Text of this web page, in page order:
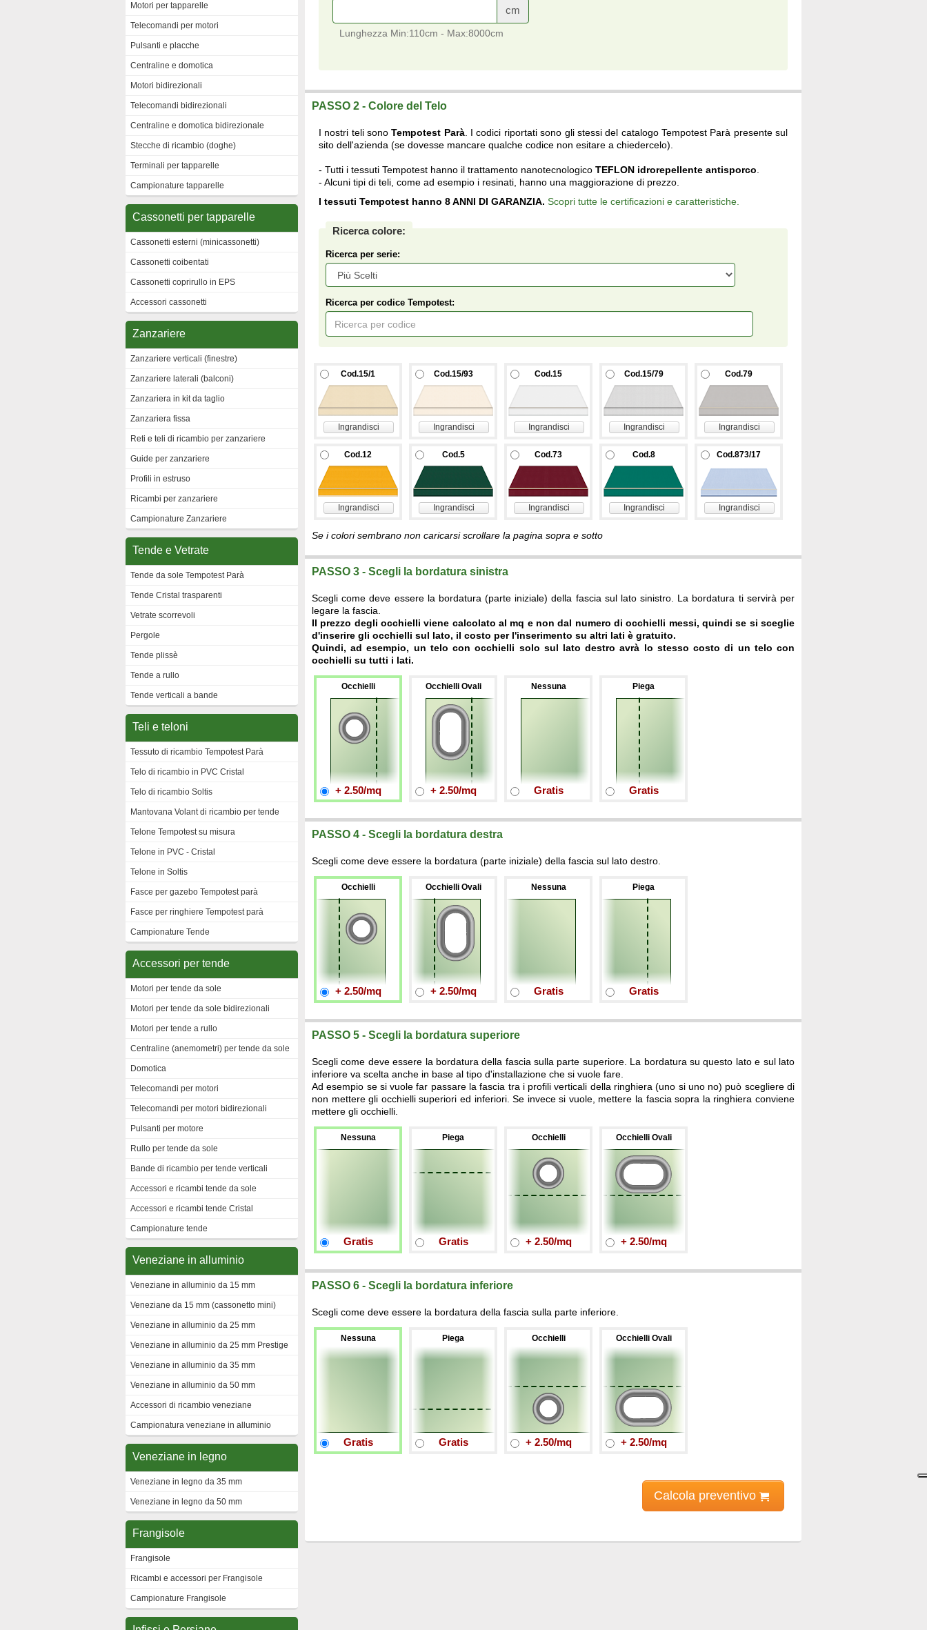
Motori per tapparelle
Telecomandi per motori
Pulsanti e placche
Centraline e domotica
Motori bidirezionali
Telecomandi bidirezionali
Centraline e domotica bidirezionale
Stecche di ricambio (doghe)
Terminali per tapparelle
Campionature tapparelle
Cassonetti per tapparelle
Cassonetti esterni (minicassonetti)
Cassonetti coibentati
Cassonetti coprirullo in EPS
Accessori cassonetti
Zanzariere
Zanzariere verticali (finestre)
Zanzariere laterali (balconi)
Zanzariera in kit da taglio
Zanzariera fissa
Reti e teli di ricambio per zanzariere
Guide per zanzariere
Profili in estruso
Ricambi per zanzariere
Campionature Zanzariere
Tende e Vetrate
Tende da sole Tempotest Parà
Tende Cristal trasparenti
Vetrate scorrevoli
Pergole
Tende plissè
Tende a rullo
Tende verticali a bande
Teli e teloni
Tessuto di ricambio Tempotest Parà
Telo di ricambio in PVC Cristal
Telo di ricambio Soltis
Mantovana Volant di ricambio per tende
Telone Tempotest su misura
Telone in PVC - Cristal
Telone in Soltis
Fasce per gazebo Tempotest parà
Fasce per ringhiere Tempotest parà
Campionature Tende
Accessori per tende
Motori per tende da sole
Motori per tende da sole bidirezionali
Motori per tende a rullo
Centraline (anemometri) per tende da sole
Domotica
Telecomandi per motori
Telecomandi per motori bidirezionali
Pulsanti per motore
Rullo per tende da sole
Bande di ricambio per tende verticali
Accessori e ricambi tende da sole
Accessori e ricambi tende Cristal
Campionature tende
Veneziane in alluminio
Veneziane in alluminio da 15 mm
Veneziane da 15 mm (cassonetto mini)
Veneziane in alluminio da 25 mm
Veneziane in alluminio da 25 mm Prestige
Veneziane in alluminio da 35 mm
Veneziane in alluminio da 50 mm
Accessori di ricambio veneziane
Campionatura veneziane in alluminio
Veneziane in legno
Veneziane in legno da 35 mm
Veneziane in legno da 50 mm
Frangisole
Frangisole
Ricambi e accessori per Frangisole
Campionature Frangisole
cm
Lunghezza Min:110cm - Max:8000cm
PASSO 2 - Colore del Telo
I nostri teli sonoTempotest Parà. I codici riportati sono gli stessi del catalogo Tempotest Parà presente sul
sito dell'azienda (se dovesse mancare qualche codice non esitare a chiedercelo).
- Tutti i tessuti Tempotest hanno il trattamento nanotecnologico TEFLON idrorepellente antisporco
- Alcuni tipi di teli, come ad esempio i resinati, hanno una maggiorazione di prezzo.
I tessuti Tempotest hanno 8 ANNI DI GARANZIA. Scopri tutte le certificazioni e caratteristiche.
Ricerca colore:
Ricerca per serie:
Ricerca per codice Tempotest:
Cod.15/1
Ingrandisci
Cod.15/93
Ingrandisci
Cod.15
Ingrandisci
Cod.15/79
Ingrandisci
Cod.79
Ingrandisci
Cod.12
Ingrandisci
Cod.5
Ingrandisci
Cod.73
Ingrandisci
Cod.8
Ingrandisci
Cod.873/17
Ingrandisci
Se i colori sembrano non caricarsi scrollare la pagina sopra e sotto
PASSO 3 - Scegli la bordatura sinistra
Scegli come deve essere la bordatura (parte iniziale) della fascia sul lato sinistro. La bordatura ti servirà per
legare la fascia.
Il prezzo degli occhielli viene calcolato al mq e non dal numero di occhielli messi, quindi se si sceglie
d'inserire gli occhielli sul lato, il costo per l'inserimento su altri lati è gratuito.
Quindi, ad esempio, un telo con occhielli solo sul lato destro avrà lo stesso costo di un telo con
occhielli su tutti i lati.
Occhielli
+ 2.50/mq
Occhielli Ovali
+ 2.50/mq
Nessuna
Gratis
Piega
Gratis
PASSO 4 - Scegli la bordatura destra
Scegli come deve essere la bordatura (parte iniziale) della fascia sul lato destro.
Occhielli
+ 2.50/mq
Occhielli Ovali
+ 2.50/mq
Nessuna
Gratis
Piega
Gratis
PASSO 5 - Scegli la bordatura superiore
Scegli come deve essere la bordatura della fascia sulla parte superiore. La bordatura su questo lato e sul lato
inferiore va scelta anche in base al tipo d'installazione che si vuole fare.
Ad esempio se si vuole far passare la fascia tra i profili verticali della ringhiera (uno si uno no) può scegliere di
non mettere gli occhielli superiori ed inferiori. Se invece si vuole, mettere la fascia sopra la ringhiera conviene
mettere gli occhielli.
Nessuna
Gratis
Piega
Gratis
Occhielli
+ 2.50/mq
Occhielli Ovali
+ 2.50/mq
PASSO 6 - Scegli la bordatura inferiore
Scegli come deve essere la bordatura della fascia sulla parte inferiore.
Nessuna
Gratis
Piega
Gratis
Occhielli
+ 2.50/mq
Occhielli Ovali
+ 2.50/mq
Calcola preventivo